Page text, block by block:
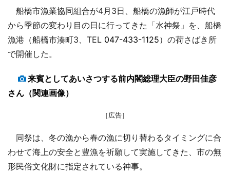
船橋市漁業協同組合が4月3日、船橋の漁師が江戸時代
から季節の変わり目の日に行ってきた「水神祭」を、船橋
漁港（船橋市湊町3、TEL 047-433-1125）の荷さばき所
で開催した。
来賓としてあいさつする前内閣総理大臣の野田佳彦
さん（関連画像）
［広告］
同祭は、冬の漁から春の漁に切り替わるタイミングに合
わせて海上の安全と豊漁を祈願して実施してきた、市の無
形民俗文化財に指定されている神事。